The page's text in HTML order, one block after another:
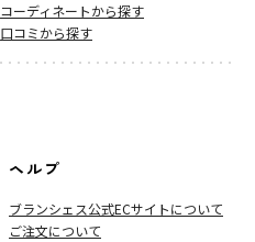
コーディネートから探す
口コミから探す
ヘルプ
ブランシェス公式ECサイトについて
ご注文について